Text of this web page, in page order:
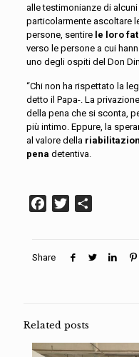
alle testimonianze di
particolarmente ascoltare
persone, sentire le loro
verso le persone a cui
uno degli ospiti del Don
“Chi non ha rispettato la
detto il Papa-. La
della pena che si sconta,
più intimo. Eppure, la
al valore della
pena detentiva.
Facebook
Twitter
Share
Related posts